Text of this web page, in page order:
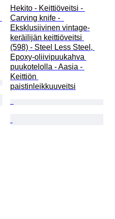
Hekito - Keittiöveitsi -
Carving knife -
Eksklusiivinen vintage-
keräilijän keittiöveitsi
(598) - Steel Less Steel,
Epoxy-oliivipuukahva
puukotelolla - Aasia -
Keittiön
paistinleikkuuveitsi